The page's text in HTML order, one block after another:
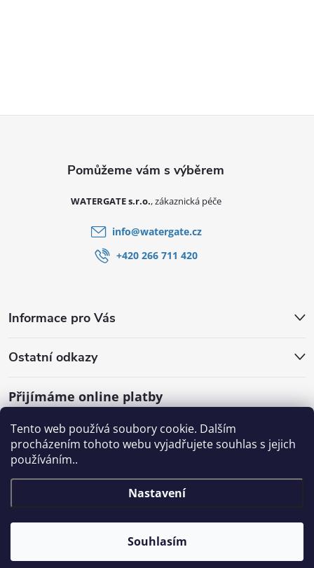
Tento web používá soubory cookie. Dalším
procházením tohoto webu vyjadřujete souhlas s jejich
používáním..
Nastavení
Souhlasím
Informace pro Vás
Ostatní odkazy
Přijímáme online platby
WATERGATE s.r.o.
info@watergate.cz
+420 266 711 420
Copyright 2026SHOP.WATERGATE.cz. Všechna práva vyhrazena.